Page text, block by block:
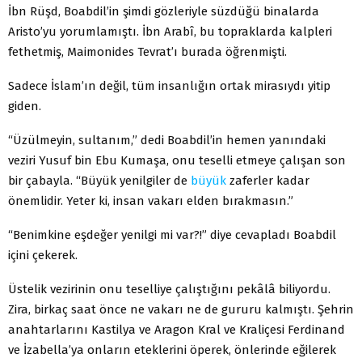
İbn Rüşd, Boabdil’in şimdi gözleriyle süzdüğü binalarda
Aristo’yu yorumlamıştı. İbn Arabî, bu topraklarda kalpleri
fethetmiş, Maimonides Tevrat’ı burada öğrenmişti.
Sadece İslam’ın değil, tüm insanlığın ortak mirasıydı yitip
giden.
“Üzülmeyin, sultanım,” dedi Boabdil’in hemen yanındaki
veziri Yusuf bin Ebu Kumaşa, onu teselli etmeye çalışan son
bir çabayla. “Büyük yenilgiler de büyük zaferler kadar
önemlidir. Yeter ki, insan vakarı elden bırakmasın.”
“Benimkine eşdeğer yenilgi mi var?!” diye cevapladı Boabdil
içini çekerek.
Üstelik vezirinin onu teselliye çalıştığını pekâlâ biliyordu.
Zira, birkaç saat önce ne vakarı ne de gururu kalmıştı. Şehrin
anahtarlarını Kastilya ve Aragon Kral ve Kraliçesi Ferdinand
ve İzabella’ya onların eteklerini öperek, önlerinde eğilerek